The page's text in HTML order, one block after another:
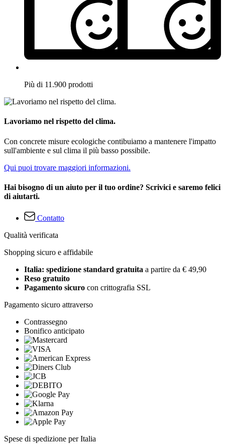
Più di 11.900 prodotti
Lavoriamo nel rispetto del clima.
Con concrete misure ecologiche contibuiamo a mantenere l'impatto
sull'ambiente e sul clima il più basso possibile.
Qui puoi trovare maggiori informazioni.
Hai bisogno di un aiuto per il tuo ordine? Scrivici e saremo felici
di aiutarti.
Contatto
Qualità verificata
Shopping sicuro e affidabile
Italia: spedizione standard gratuita a partire da € 49,90
Reso gratuito
Pagamento sicuro con crittografia SSL
Pagamento sicuro attraverso
Contrassegno
Bonifico anticipato
Spese di spedizione per Italia